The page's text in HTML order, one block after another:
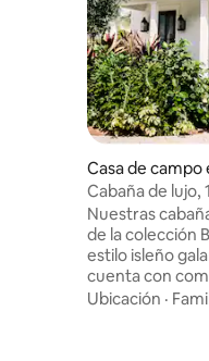
Casa de campo
Cabaña de lujo,
pasos de la
Nuestras
de la colección
estilo isleño
cuenta con
y ducha de
Ubicación ·